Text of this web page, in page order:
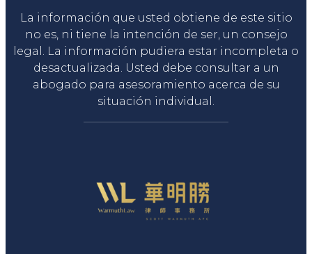
La información que usted obtiene de este sitio
no es, ni tiene la intención de ser, un consejo
legal. La información pudiera estar incompleta o
desactualizada. Usted debe consultar a un
abogado para asesoramiento acerca de su
situación individual.